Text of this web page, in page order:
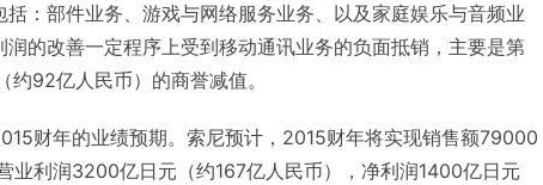
：部件业务、游戏与网络服务业务、以及家庭娱乐与音频业
的改善一定程序上受到移动通讯业务的负面抵销，主要是第
92亿人民币）的商誉减值。
财年的业绩预期。索尼预计，2015财年将实现销售额79000
业利润3200亿日元（约167亿人民币），净利润1400亿日元